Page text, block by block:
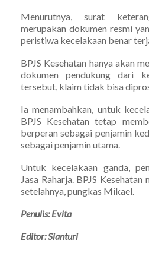
Menurutnya, surat
merupakan dokumen resmi
peristiwa kecelakaan benar
BPJS Kesehatan hanya akan
dokumen pendukung dari
tersebut, klaim tidak bisa
Ia menambahkan, untuk
BPJS Kesehatan tetap
berperan sebagai penjamin
sebagai penjamin utama.
Untuk kecelakaan ganda,
Jasa Raharja. BPJS
setelahnya, pungkas Mikael.
Penulis: Evita
Editor: Sianturi